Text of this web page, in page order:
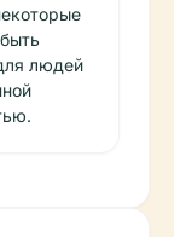
людей